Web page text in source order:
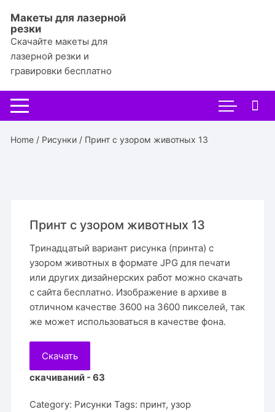
содержимому
Макеты для лазерной
резки
Скачайте макеты для
лазерной резки и
гравировки бесплатно
Home / Рисунки / Принт с узором животных 13
Принт с узором животных 13
Тринадцатый вариант рисунка (принта) с
узором животных в формате JPG для печати
или других дизайнерских работ можно скачать
с сайта бесплатно. Изображение в архиве в
отличном качестве 3600 на 3600 пикселей, так
же может использоваться в качестве фона.
Скачать
скачиваний - 63
Category: Рисунки Tags: принт,узор